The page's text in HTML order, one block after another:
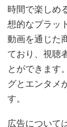
時間で楽しめ
想的なプラッ
動画を通じた
ており、視聴
とができます
グとエンタメ
す。
広告について